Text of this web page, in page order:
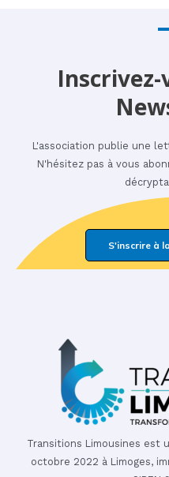
L'association publie une
N'hésitez pas à vous
S'inscrire à
Transitions Limousines est
octobre 2022 à Limoges,